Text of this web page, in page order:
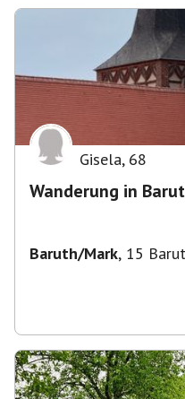
Gisela, 68
Wanderung in
Baruth/Mark, 15